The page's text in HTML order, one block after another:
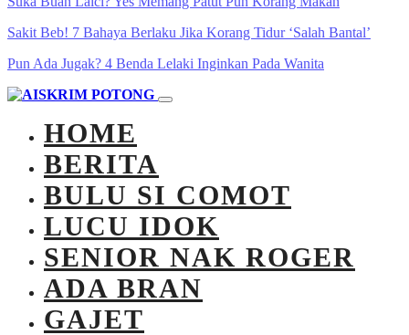
Sakit Beb! 7 Bahaya Berlaku Jika Korang Tidur ‘Salah Bantal’
Pun Ada Jugak? 4 Benda Lelaki Inginkan Pada Wanita
HOME
BERITA
BULU SI COMOT
LUCU IDOK
SENIOR NAK ROGER
ADA BRAN
GAJET